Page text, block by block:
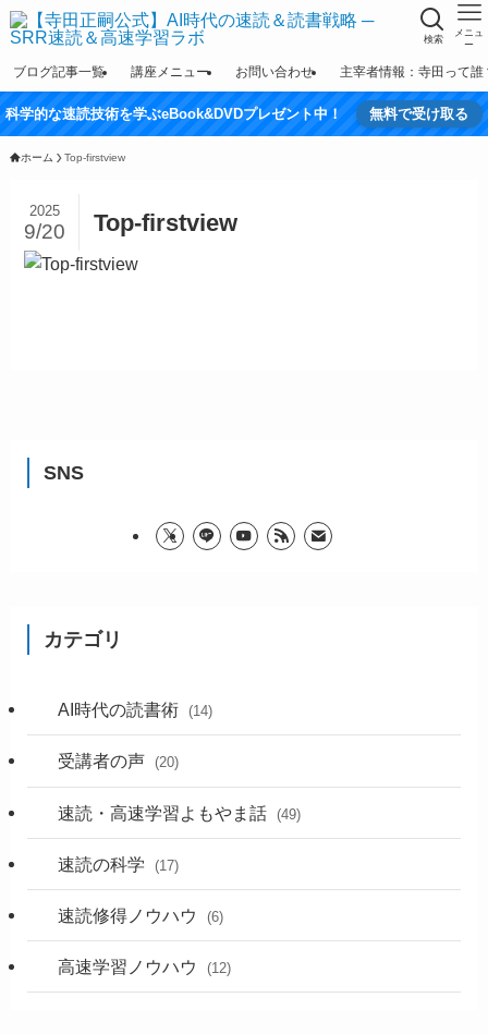
検索
メニュ
ー
ブログ記事一覧 講座メニュー お問い合わせ 主宰者情報：寺田って誰
科学的な速読技術を学ぶeBook&DVDプレゼント中！ 無料で受け取る
ホーム Top-firstview
Top-firstview
2025
9/20
SNS
カテゴリ
AI時代の読書術 (14)
受講者の声 (20)
速読・高速学習よもやま話 (49)
速読の科学 (17)
速読修得ノウハウ (6)
高速学習ノウハウ (12)